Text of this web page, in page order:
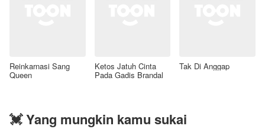
Reinkarnasi Sang
Queen
Ketos Jatuh Cinta
Pada Gadis Brandal
Tak Di Anggap
💓 Yang mungkin kamu sukai